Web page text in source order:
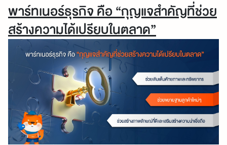
พาร์ทเนอร์ธุรกิจ คือ “กุญแจสำคัญที่ช่วย
สร้างความได้เปรียบในตลาด”